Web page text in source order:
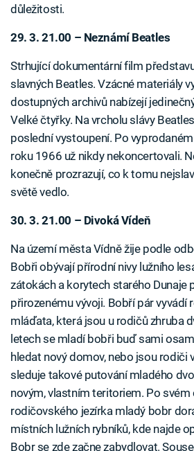
důležitosti.
29. 3. 21.00 – Neznámí Beatles
Strhující dokumentární film
slavných Beatles. Vzácné materiály
dostupných archivů nabízejí
Velké čtyřky. Na vrcholu slávy
poslední vystoupení. Po
roku 1966 už nikdy nekoncertovali.
konečně prozrazují, co k tomu
světě vedlo.
30. 3. 21.00 – Divoká Vídeň
Na území města Vídně žije podle
Bobři obývají přírodní nivy lužního
zátokách a korytech starého Dunaje
přirozenému vývoji. Bobří pár vyvádí
mláďata, která jsou u rodičů zhruba
letech se mladí bobři buď sami
hledat nový domov, nebo jsou rodiči
sleduje takové putování mladého
novým, vlastním teritoriem. Po svém
rodičovského jezírka mladý bobr
místních lužních rybníků, kde najde
Bobr se zde začne zabydlovat.